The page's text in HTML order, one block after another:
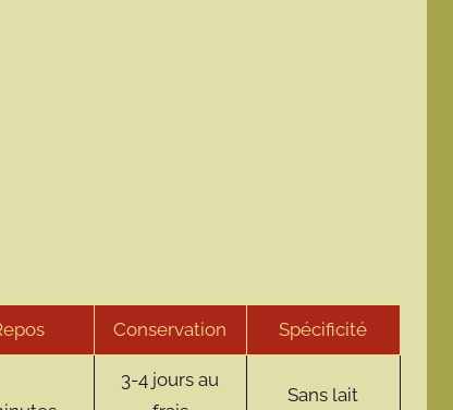
Conservation Spécificité
3-4 jours au
Sans lait